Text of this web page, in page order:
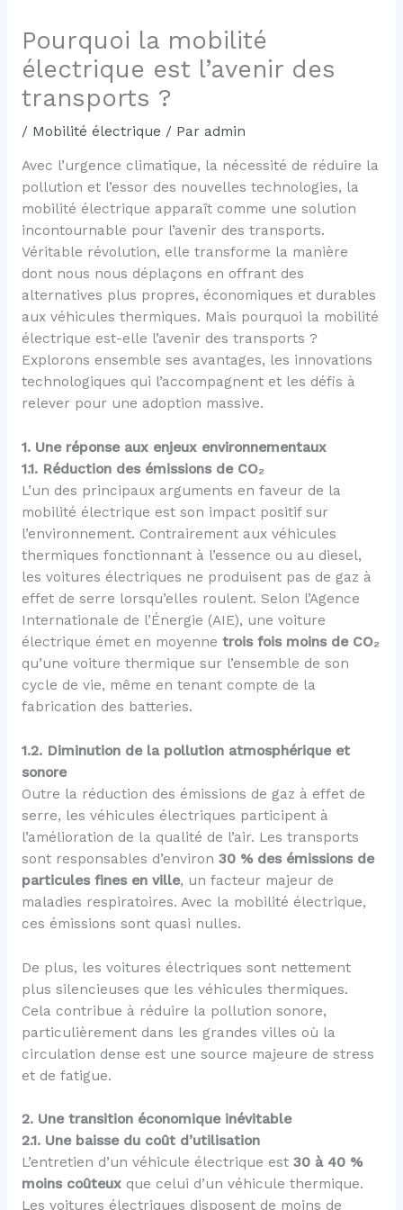
Pourquoi la mobilité
électrique est l’avenir des
transports ?
/ Mobilité électrique / Par admin
Avec l’urgence climatique, la nécessité de réduire la
pollution et l’essor des nouvelles technologies, la
mobilité électrique apparaît comme une solution
incontournable pour l’avenir des transports.
Véritable révolution, elle transforme la manière
dont nous nous déplaçons en offrant des
alternatives plus propres, économiques et durables
aux véhicules thermiques. Mais pourquoi la mobilité
électrique est-elle l’avenir des transports ?
Explorons ensemble ses avantages, les innovations
technologiques qui l’accompagnent et les défis à
relever pour une adoption massive.
1. Une réponse aux enjeux environnementaux
1.1. Réduction des émissions de CO₂
L’un des principaux arguments en faveur de la
mobilité électrique est son impact positif sur
l’environnement. Contrairement aux véhicules
thermiques fonctionnant à l’essence ou au diesel,
les voitures électriques ne produisent pas de gaz à
effet de serre lorsqu’elles roulent. Selon l’Agence
Internationale de l’Énergie (AIE), une voiture
électrique émet en moyenne trois fois moins de CO₂
qu’une voiture thermique sur l’ensemble de son
cycle de vie, même en tenant compte de la
fabrication des batteries.
1.2. Diminution de la pollution atmosphérique et
sonore
Outre la réduction des émissions de gaz à effet de
serre, les véhicules électriques participent à
l’amélioration de la qualité de l’air. Les transports
sont responsables d’environ 30 % des émissions de
particules fines en ville, un facteur majeur de
maladies respiratoires. Avec la mobilité électrique,
ces émissions sont quasi nulles.
De plus, les voitures électriques sont nettement
plus silencieuses que les véhicules thermiques.
Cela contribue à réduire la pollution sonore,
particulièrement dans les grandes villes où la
circulation dense est une source majeure de stress
et de fatigue.
2. Une transition économique inévitable
2.1. Une baisse du coût d’utilisation
L’entretien d’un véhicule électrique est 30 à 40 %
moins coûteuxque celui d’un véhicule thermique.
Les voitures électriques disposent de moins de